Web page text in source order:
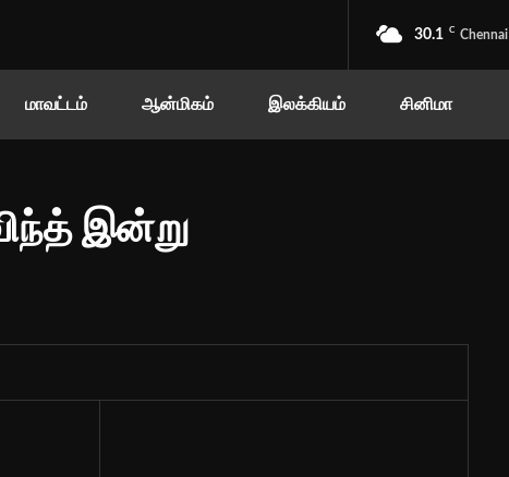
30.1 C Chennai
மாவட்டம் ஆன்மிகம் இலக்கியம் சினிமா
இன்று